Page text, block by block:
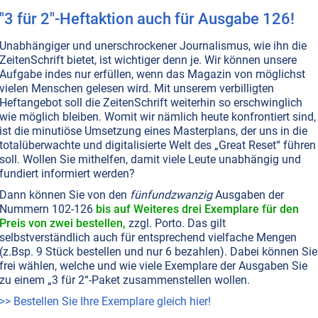
NR. 118, S.22
aus dem Bioreaktor? – Prost
Fleisch essen ganz ohne Tierleid. Ein
Blick schlägt jedoch schnell auf den Magen. Denn um
es nicht, wohl aber um Krieg und Kontrolle.
NR. 115, S.3 GESUNDHEIT
Das versteckte Gift
stark Omega-6-haltigen Pflanzenölen kocht, begünstigt
Entzündungen, Degenerationskrankheiten,
und Demenz. Ob Rapsöl, Sonnenblumenöl oder viele
– was als gesund angepriesen wird, kann leicht
Gesundheitsrisiko werden. Weiterlesen...
"3 für 2"-Heftaktion auch für Ausgabe 126!
Unabhängiger und unerschrockener Journalismus, wie ihn die
ZeitenSchrift bietet, ist wichtiger denn je. Wir können unsere
Aufgabe indes nur erfüllen, wenn das Magazin von möglichst
vielen Menschen gelesen wird. Mit unserem verbilligten
Heftangebot soll die ZeitenSchrift weiterhin so erschwinglich
wie möglich bleiben. Womit wir nämlich heute konfrontiert sind,
ist die minutiöse Umsetzung eines Masterplans, der uns in die
totalüberwachte und digitalisierte Welt des „Great Reset“ führen
soll. Wollen Sie mithelfen, damit viele Leute unabhängig und
fundiert informiert werden?
Dann können Sie von den fünfundzwanzigAusgaben der
Nummern 102-126 bis auf Weiteres drei Exemplare für den
Preis von zwei bestellen, zzgl. Porto. Das gilt
selbstverständlich auch für entsprechend vielfache Mengen
(z.Bsp. 9 Stück bestellen und nur 6 bezahlen). Dabei können Sie
frei wählen, welche und wie viele Exemplare der Ausgaben Sie
zu einem „3 für 2“-Paket zusammenstellen wollen.
>> Bestellen Sie Ihre Exemplare gleich hier!